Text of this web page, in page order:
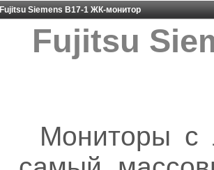
Fujitsu Siemens B17-1 ЖК-монитор
Fujitsu
Мониторы с